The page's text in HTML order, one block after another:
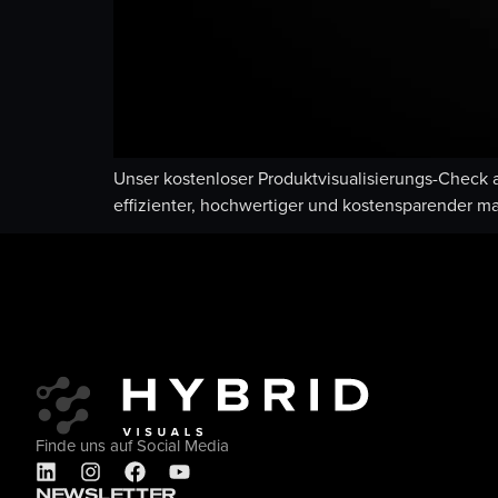
Unser kostenloser Produktvisualisierungs-
effizienter, hochwertiger und kostensparender
Finde uns auf Social Media